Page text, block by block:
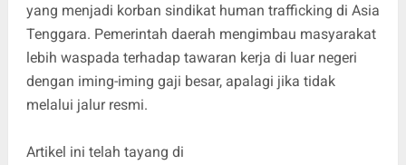
yang menjadi korban sindikat human trafficking di Asia
Tenggara. Pemerintah daerah mengimbau masyarakat
lebih waspada terhadap tawaran kerja di luar negeri
dengan iming-iming gaji besar, apalagi jika tidak
melalui jalur resmi.
Artikel ini telah tayang di